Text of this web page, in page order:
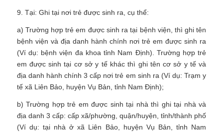
9. Tại: Ghi tại nơi trẻ được sinh ra, cụ thể:
a) Trường hợp trẻ em được sinh ra tại bệnh viện, thì ghi tên
bệnh viện và địa danh hành chính nơi trẻ em được sinh ra
(Ví dụ: bệnh viện đa khoa tỉnh Nam Định). Trường hợp trẻ
em được sinh tại cơ sở y tế khác thì ghi tên cơ sở y tế và
địa danh hành chính 3 cấp nơi trẻ em sinh ra (Ví dụ: Trạm y
tế xã Liên Bảo, huyện Vụ Bản, tỉnh Nam Định);
b) Trường hợp trẻ em được sinh tại nhà thì ghi tại nhà và
địa danh 3 cấp: cấp xã/phường, quận/huyện, tỉnh/thành phố
(Ví dụ: tại nhà ở xã Liên Bảo, huyện Vụ Bản, tỉnh Nam